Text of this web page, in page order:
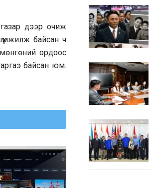
дээр очиж
байсан ч
ордоос
байсан юм.